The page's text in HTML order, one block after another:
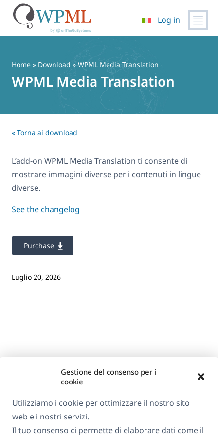
Gestione del consenso per i
cookie
Utilizziamo i cookie per ottimizzare il nostro sito
web e i nostri servizi.
Il tuo consenso ci permette di elaborare dati come il
contenuto
Log in
Home » Download » WPML Media Translation
WPML Media Translation
« Torna ai download
L’add-on WPML Media Translation ti consente di
mostrare immagini diverse per i contenuti in lingue
diverse.
See the changelog
Purchase
Luglio 20, 2026